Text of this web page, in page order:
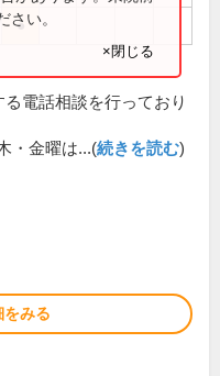
●
さい。
×閉じる
電話相談を行っており
・金曜は...(続きを読む)
をみる